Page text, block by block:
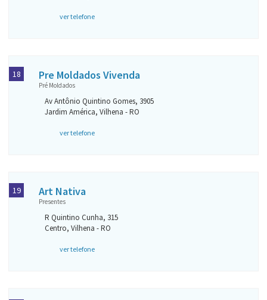
ver telefone
Pre Moldados Vivenda
Pré Moldados
Av Antônio Quintino Gomes, 3905
Jardim América, Vilhena - RO
ver telefone
18
Art Nativa
Presentes
R Quintino Cunha, 315
Centro, Vilhena - RO
ver telefone
19